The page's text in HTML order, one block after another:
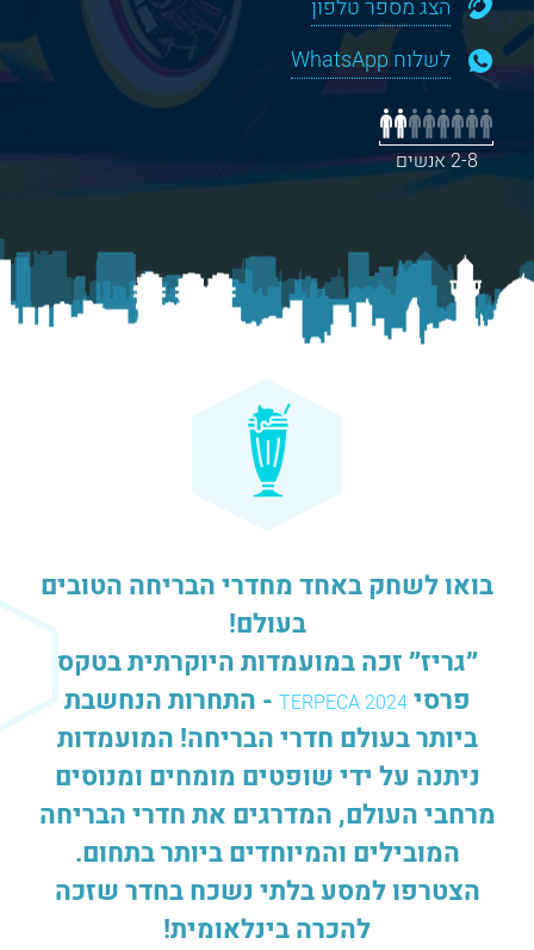
הצג מספר טלפון
לשלוח WhatsApp
2-8 אנשים
בואו לשחק באחד מחדרי הבריחה הטובים
בעולם!
״גריז״ זכה במועמדות היוקרתית בטקס
פרסיTERPECA 2024 - התחרות הנחשבת
ביותר בעולם חדרי הבריחה! המועמדות
ניתנה על ידי שופטים מומחים ומנוסים
מרחבי העולם, המדרגים את חדרי הבריחה
המובילים והמיוחדים ביותר בתחום.
הצטרפו למסע בלתי נשכח בחדר שזכה
להכרה בינלאומית!